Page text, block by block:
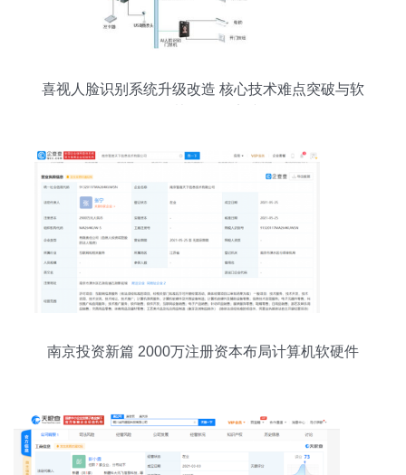
喜视人脸识别系统升级改造 核心技术难点突破与软
南京投资新篇 2000万注册资本布局计算机软硬件